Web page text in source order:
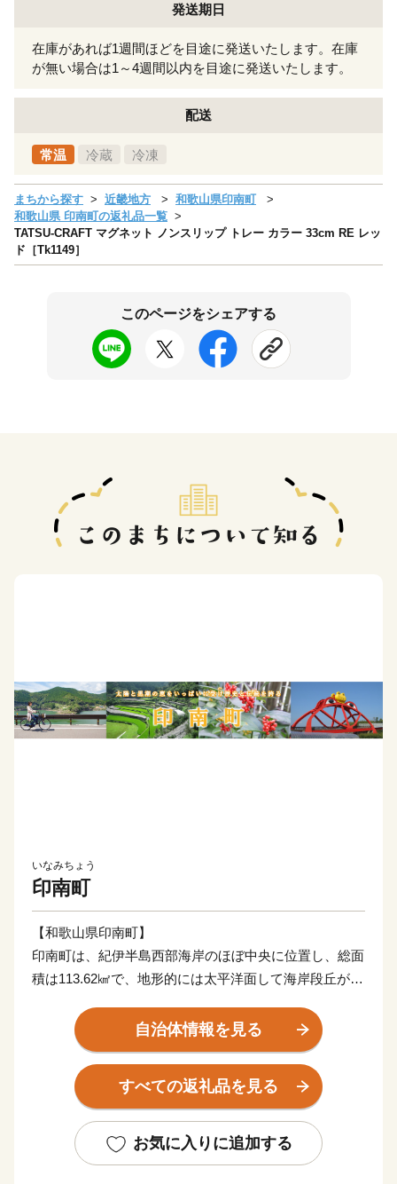
発送期日
在庫があれば1週間ほどを目途に発送いたします。在庫
が無い場合は1～4週間以内を目途に発送いたします。
配送
常温 冷蔵 冷凍
まちから探す 近畿地方
和歌山県印南町
和歌山県 印南町の返礼品一覧
TATSU-CRAFT マグネット ノンスリップ トレー カラー 33cm RE レッ
ド［Tk1149］
このページをシェアする
いなみちょう
印南町
【和歌山県印南町】
印南町は、紀伊半島西部海岸のほぼ中央に位置し、総面
積は113.62㎢で、地形的には太平洋面して海岸段丘が広
峰などの山々が連なっています。
また、三ヶ峰付近からは切目川が流れ、印南原付近から
は印南川が町の中心部を流れて太平洋に注いでいます。
印南町は歴史も古く、数々の伝説や言伝えを残す歴史遺
産が町内に多く点在するなど、観光面でも魅力を秘めた
自治体情報を見る
すべての返礼品を見る
お気に入りに追加する